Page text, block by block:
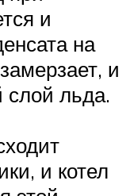
и
на
и
слой льда.
и котел